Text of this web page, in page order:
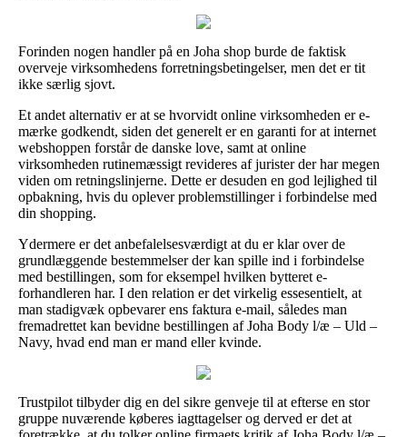
Forinden nogen handler på en Joha shop burde de faktisk
overveje virksomhedens forretningsbetingelser, men det er tit
ikke særlig sjovt.
Et andet alternativ er at se hvorvidt online virksomheden er e-
mærke godkendt, siden det generelt er en garanti for at internet
webshoppen forstår de danske love, samt at online
virksomheden rutinemæssigt revideres af jurister der har megen
viden om retningslinjerne. Dette er desuden en god lejlighed til
opbakning, hvis du oplever problemstillinger i forbindelse med
din shopping.
Ydermere er det anbefalelsesværdigt at du er klar over de
grundlæggende bestemmelser der kan spille ind i forbindelse
med bestillingen, som for eksempel hvilken bytteret e-
forhandleren har. I den relation er det virkelig essesentielt, at
man stadigvæk opbevarer ens faktura e-mail, således man
fremadrettet kan bevidne bestillingen af Joha Body l/æ – Uld –
Navy, hvad end man er mand eller kvinde.
Trustpilot tilbyder dig en del sikre genveje til at efterse en stor
gruppe nuværende køberes iagttagelser og derved er det at